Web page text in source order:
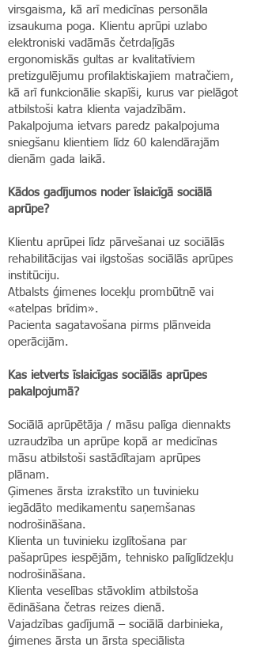
virsgaisma, kā arī medicīnas personāla
izsaukuma poga. Klientu aprūpi uzlabo
elektroniski vadāmās četrdaļīgās
ergonomiskās gultas ar kvalitatīviem
pretizgulējumu profilaktiskajiem matračiem,
kā arī funkcionālie skapīši, kurus var pielāgot
atbilstoši katra klienta vajadzībām.
Pakalpojuma ietvars paredz pakalpojuma
sniegšanu klientiem līdz 60 kalendārajām
dienām gada laikā.
Kādos gadījumos noder īslaicīgā sociālā
aprūpe?
Klientu aprūpei līdz pārvešanai uz sociālās
rehabilitācijas vai ilgstošas sociālās aprūpes
institūciju.
Atbalsts ģimenes locekļu prombūtnē vai
«atelpas brīdim».
Pacienta sagatavošana pirms plānveida
operācijām.
Kas ietverts īslaicīgas sociālās aprūpes
pakalpojumā?
Sociālā aprūpētāja / māsu palīga diennakts
uzraudzība un aprūpe kopā ar medicīnas
māsu atbilstoši sastādītajam aprūpes
plānam.
Ģimenes ārsta izrakstīto un tuvinieku
iegādāto medikamentu saņemšanas
nodrošināšana.
Klienta un tuvinieku izglītošana par
pašaprūpes iespējām, tehnisko palīglīdzekļu
nodrošināšana.
Klienta veselības stāvoklim atbilstoša
ēdināšana četras reizes dienā.
Vajadzības gadījumā – sociālā darbinieka,
ģimenes ārsta un ārsta speciālista